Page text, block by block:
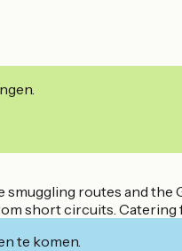
routes and
short circuits.
te komen.